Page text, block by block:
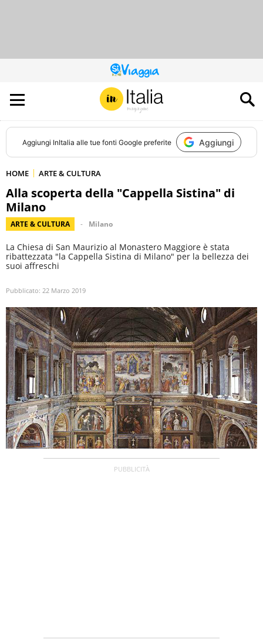
QUESTO
SITO
CONTRIBUISCE
ALL’AUDIENCE
DI
Aggiungi InItalia alle tue fonti Google preferite Aggiungi
HOME ARTE & CULTURA
Alla scoperta della "Cappella Sistina" di
Milano
ARTE & CULTURA Milano
La Chiesa di San Maurizio al Monastero Maggiore è stata
ribattezzata "la Cappella Sistina di Milano" per la bellezza dei
suoi affreschi
Pubblicato: 22 Marzo 2019